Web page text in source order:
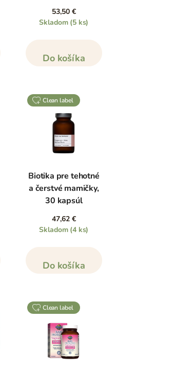
53,50 €
Skladom (5 ks)
Do košíka
clean label
Biotika pre tehotné
a čerstvé mamičky,
30 kapsúl
47,62 €
Skladom (4 ks)
Do košíka
clean label